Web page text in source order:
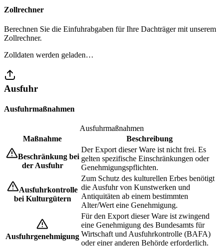
Zollrechner
Berechnen Sie die Einfuhrabgaben für Ihre Dachträger mit unserem
Zollrechner.
Zolldaten werden geladen…
Ausfuhr
Ausfuhrmaßnahmen
Ausfuhrmaßnahmen
Maßnahme
Beschreibung
Beschränkung bei
der Ausfuhr
Der Export dieser Ware ist nicht frei. Es
gelten spezifische Einschränkungen oder
Genehmigungspflichten.
Ausfuhrkontrolle
bei Kulturgütern
Zum Schutz des kulturellen Erbes benötigt
die Ausfuhr von Kunstwerken und
Antiquitäten ab einem bestimmten
Alter/Wert eine Genehmigung.
Ausfuhrgenehmigung
Für den Export dieser Ware ist zwingend
eine Genehmigung des Bundesamts für
Wirtschaft und Ausfuhrkontrolle (BAFA)
oder einer anderen Behörde erforderlich.